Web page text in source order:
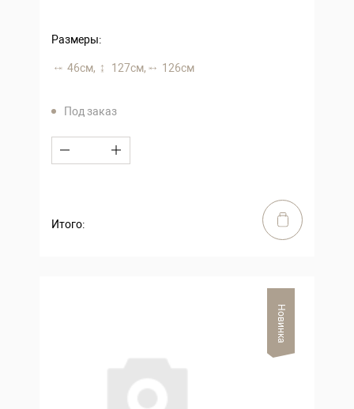
Размеры:
46 см, 127 см, 126 см
Под заказ
Итого:
Новинка